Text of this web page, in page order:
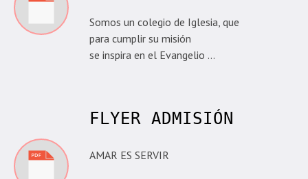
Somos un colegio de Iglesia, que
para cumplir su misión
se inspira en el Evangelio …
FLYER ADMISIÓN
AMAR ES SERVIR